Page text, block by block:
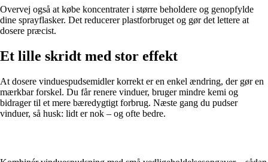
Overvej også at købe koncentrater i større beholdere og genopfylde
dine sprayflasker. Det reducerer plastforbruget og gør det lettere at
dosere præcist.
Et lille skridt med stor effekt
At dosere vinduespudsemidler korrekt er en enkel ændring, der gør en
mærkbar forskel. Du får renere vinduer, bruger mindre kemi og
bidrager til et mere bæredygtigt forbrug. Næste gang du pudser
vinduer, så husk: lidt er nok – og ofte bedre.